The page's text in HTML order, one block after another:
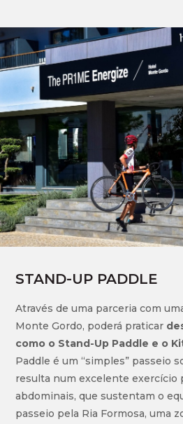
STAND-UP PADDLE
Através de uma parceria com
Monte Gordo, poderá praticar
como o Stand-Up Paddle e o
Paddle é um “simples” passeio
resulta num excelente exercício
abdominais, que sustentam o
passeio pela Ria Formosa, uma